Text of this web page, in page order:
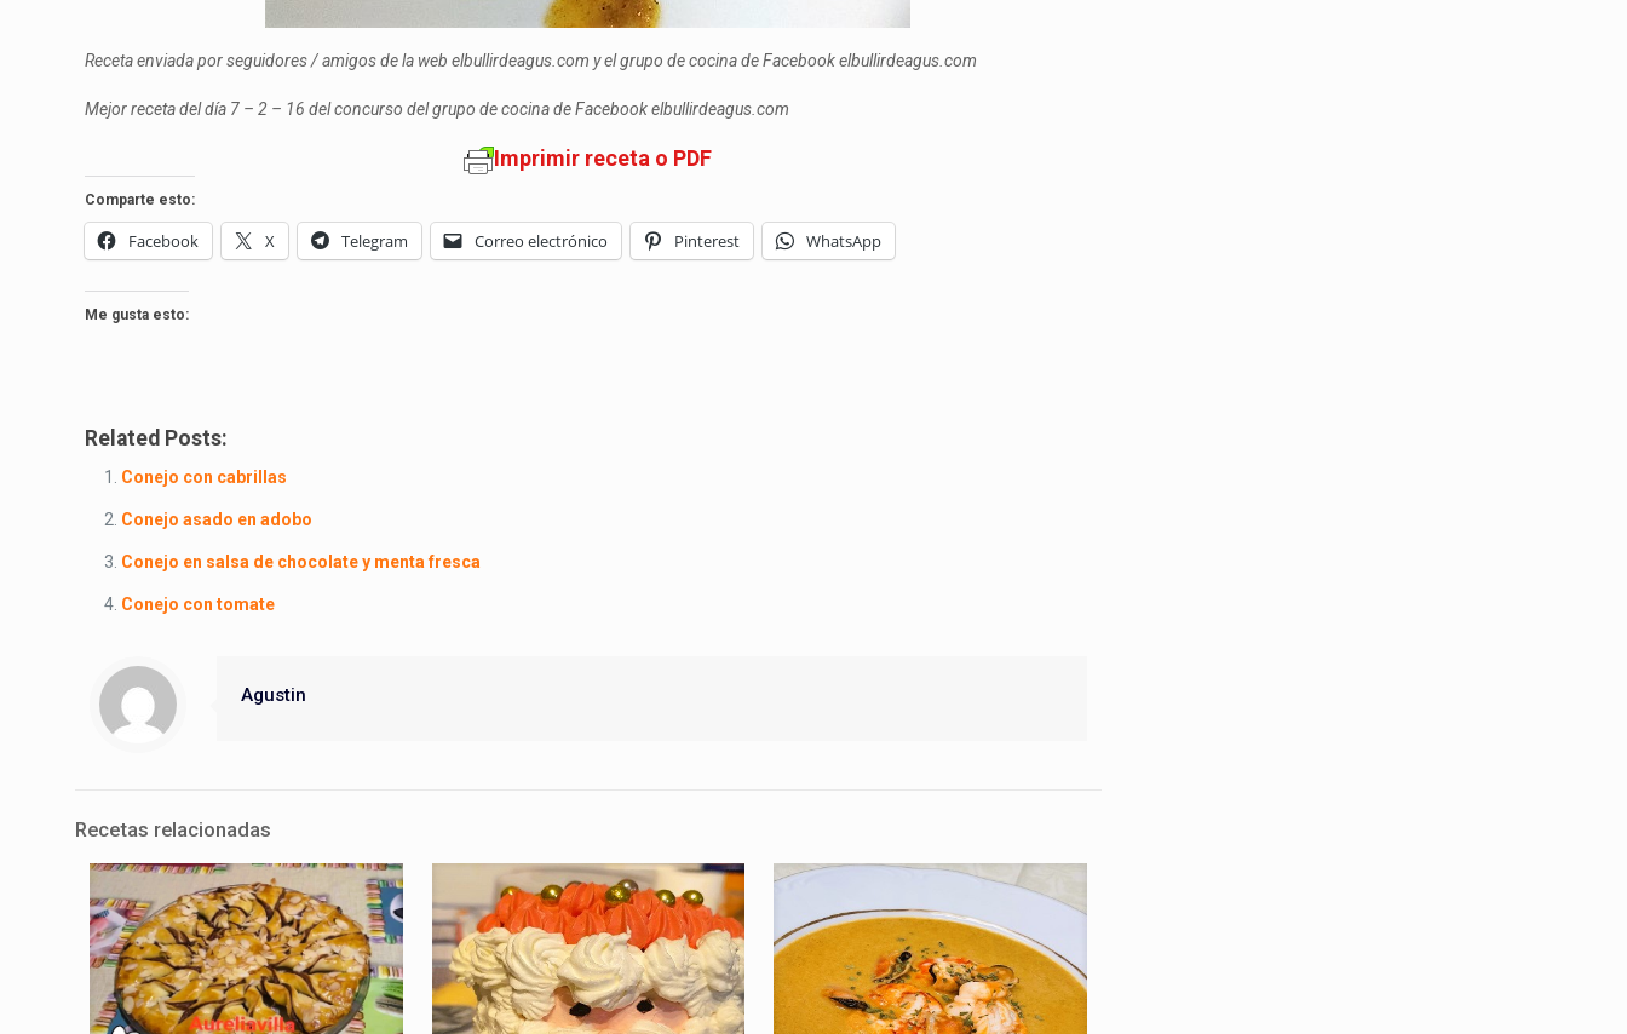
Receta enviada por seguidores / amigos de la web elbullirdeagus.com y el grupo de cocina de Facebook elbullirdeagus.com
Mejor receta del día 7 – 2 – 16 del concurso del grupo de cocina de Facebook elbullirdeagus.com
Imprimir receta o PDF
Comparte esto:
Facebook X Telegram Correo electrónico Pinterest WhatsApp
Me gusta esto:
Related Posts:
Conejo con cabrillas
Conejo asado en adobo
Conejo en salsa de chocolate y menta fresca
Conejo con tomate
Agustin
Recetas relacionadas